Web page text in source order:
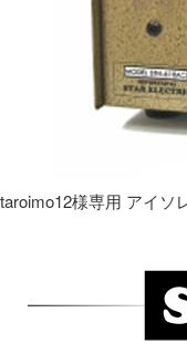
taroimo12様専用 アイソ